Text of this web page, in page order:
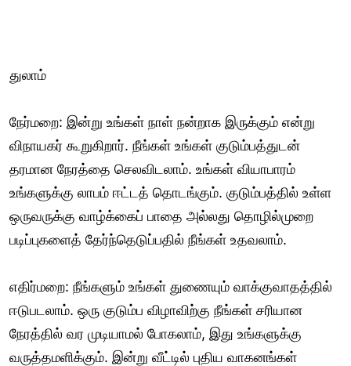
துலாம்
நேர்மறை: இன்று உங்கள் நாள் நன்றாக இருக்கும் என்று
விநாயகர் கூறுகிறார். நீங்கள் உங்கள் குடும்பத்துடன்
தரமான நேரத்தை செலவிடலாம். உங்கள் வியாபாரம்
உங்களுக்கு லாபம் ஈட்டத் தொடங்கும். குடும்பத்தில் உள்ள
ஒருவருக்கு வாழ்க்கைப் பாதை அல்லது தொழில்முறை
படிப்புகளைத் தேர்ந்தெடுப்பதில் நீங்கள் உதவலாம்.
எதிர்மறை: நீங்களும் உங்கள் துணையும் வாக்குவாதத்தில்
ஈடுபடலாம். ஒரு குடும்ப விழாவிற்கு நீங்கள் சரியான
நேரத்தில் வர முடியாமல் போகலாம், இது உங்களுக்கு
வருத்தமளிக்கும். இன்று வீட்டில் புதிய வாகனங்கள்